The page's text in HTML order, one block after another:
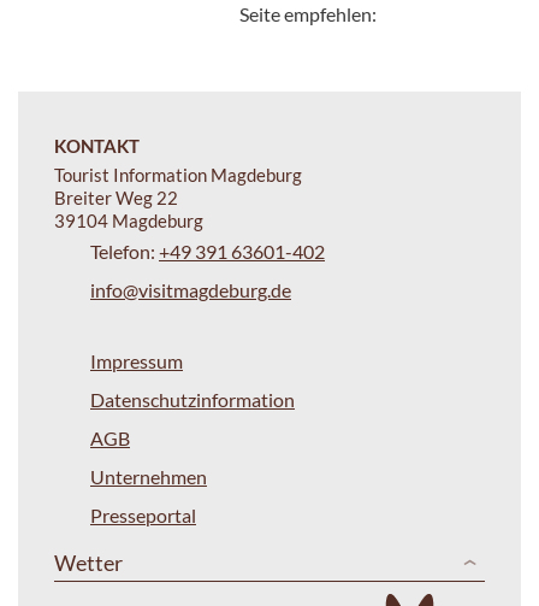
Seite empfehlen:
KONTAKT
Tourist Information Magdeburg
Breiter Weg 22
39104 Magdeburg
Telefon: +49 391 63601-402
info@visitmagdeburg.de
Impressum
Datenschutzinformation
AGB
Unternehmen
Presseportal
Wetter